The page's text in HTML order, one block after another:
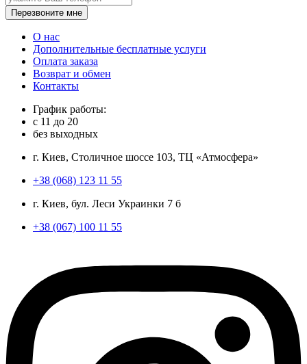
Перезвоните мне
О нас
Дополнительные бесплатные услуги
Оплата заказа
Возврат и обмен
Контакты
График работы:
с 11 до 20
без выходных
г. Киев, Столичное шоссе 103, ТЦ «Атмосфера»
+38 (068) 123 11 55
г. Киев, бул. Леси Украинки 7 б
+38 (067) 100 11 55